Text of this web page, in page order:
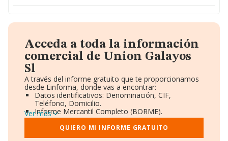
Acceda a toda la información
comercial de Union Galayos
Sl
A través del informe gratuito que te proporcionamos
desde Einforma, donde vas a encontrar:
Datos identificativos: Denominación, CIF,
Teléfono, Domicilio.
Informe Mercantil Completo (BORME).
Gráficos de Evolución Ventas y Empleados.
Consejo de Administración y Administradores.
Directivos y Ejecutivos.
Ver más
QUIERO MI INFORME GRATUITO